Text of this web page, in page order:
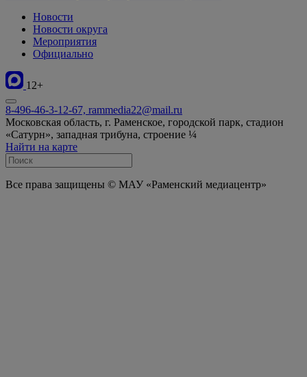
Новости
Новости округа
Мероприятия
Официально
12+
8-496-46-3-12-67, rammedia22@mail.ru
Московская область, г. Раменское, городской парк, стадион
«Сатурн», западная трибуна, строение ¼
Найти на карте
Все права защищены © МАУ «Раменский медиацентр»